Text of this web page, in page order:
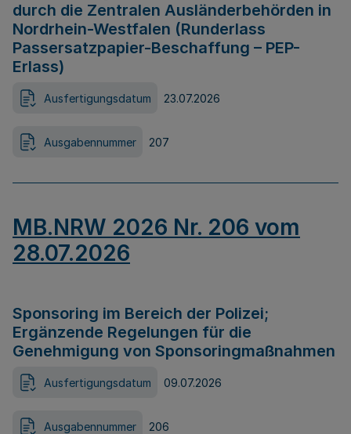
durch die Zentralen Ausländerbehörden in
Nordrhein-Westfalen (Runderlass
Passersatzpapier-Beschaffung – PEP-
Erlass)
Ausfertigungsdatum 23.07.2026
Ausgabennummer 207
MB.NRW 2026 Nr. 206 vom
28.07.2026
Sponsoring im Bereich der Polizei;
Ergänzende Regelungen für die
Genehmigung von Sponsoringmaßnahmen
Ausfertigungsdatum 09.07.2026
Ausgabennummer 206